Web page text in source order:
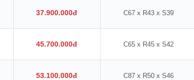
37.900.000đ C67 x R43 x S39
45.700.000đ C65 x R45 x S42
53.100.000đ C87 x R50 x S46